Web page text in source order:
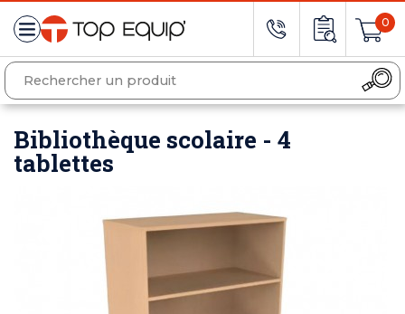
0
Bibliothèque scolaire - 4
tablettes